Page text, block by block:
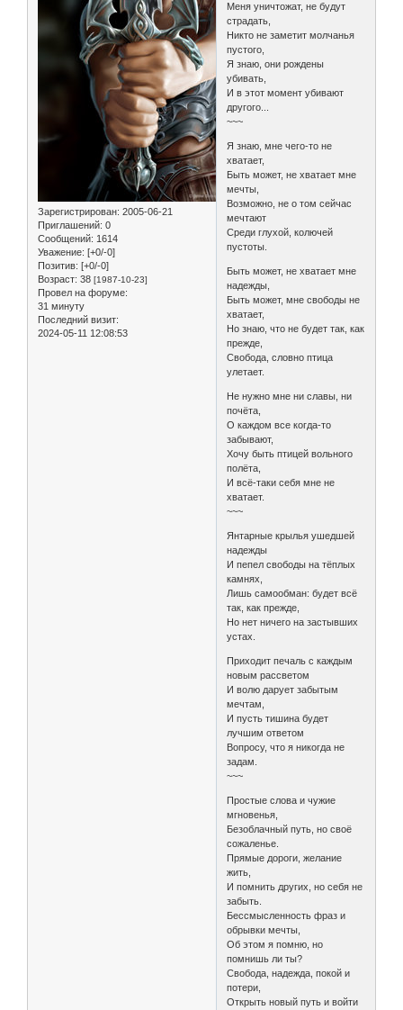
Зарегистрирован: 2005-06-21
Приглашений: 0
Сообщений: 1614
Уважение: [+0/-0]
Позитив: [+0/-0]
Возраст: 38 [1987-10-23]
Провел на форуме:
31 минуту
Последний визит:
2024-05-11 12:08:53
Меня уничтожат, не будут
страдать,
Никто не заметит молчанья
пустого,
Я знаю, они рождены
убивать,
И в этот момент убивают
другого...
~~~
Я знаю, мне чего-то не
хватает,
Быть может, не хватает мне
мечты,
Возможно, не о том сейчас
мечтают
Среди глухой, колючей
пустоты.
Быть может, не хватает мне
надежды,
Быть может, мне свободы не
хватает,
Но знаю, что не будет так, как
прежде,
Свобода, словно птица
улетает.
Не нужно мне ни славы, ни
почёта,
О каждом все когда-то
забывают,
Хочу быть птицей вольного
полёта,
И всё-таки себя мне не
хватает.
~~~
Янтарные крылья ушедшей
надежды
И пепел свободы на тёплых
камнях,
Лишь самообман: будет всё
так, как прежде,
Но нет ничего на застывших
устах.
Приходит печаль с каждым
новым рассветом
И волю дарует забытым
мечтам,
И пусть тишина будет
лучшим ответом
Вопросу, что я никогда не
задам.
~~~
Простые слова и чужие
мгновенья,
Безоблачный путь, но своё
сожаленье.
Прямые дороги, желание
жить,
И помнить других, но себя не
забыть.
Бессмысленность фраз и
обрывки мечты,
Об этом я помню, но
помнишь ли ты?
Свобода, надежда, покой и
потери,
Открыть новый путь и войти